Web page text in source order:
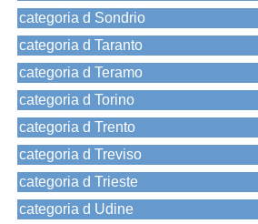
categoria d Sondrio
categoria d Taranto
categoria d Teramo
categoria d Torino
categoria d Trento
categoria d Treviso
categoria d Trieste
categoria d Udine